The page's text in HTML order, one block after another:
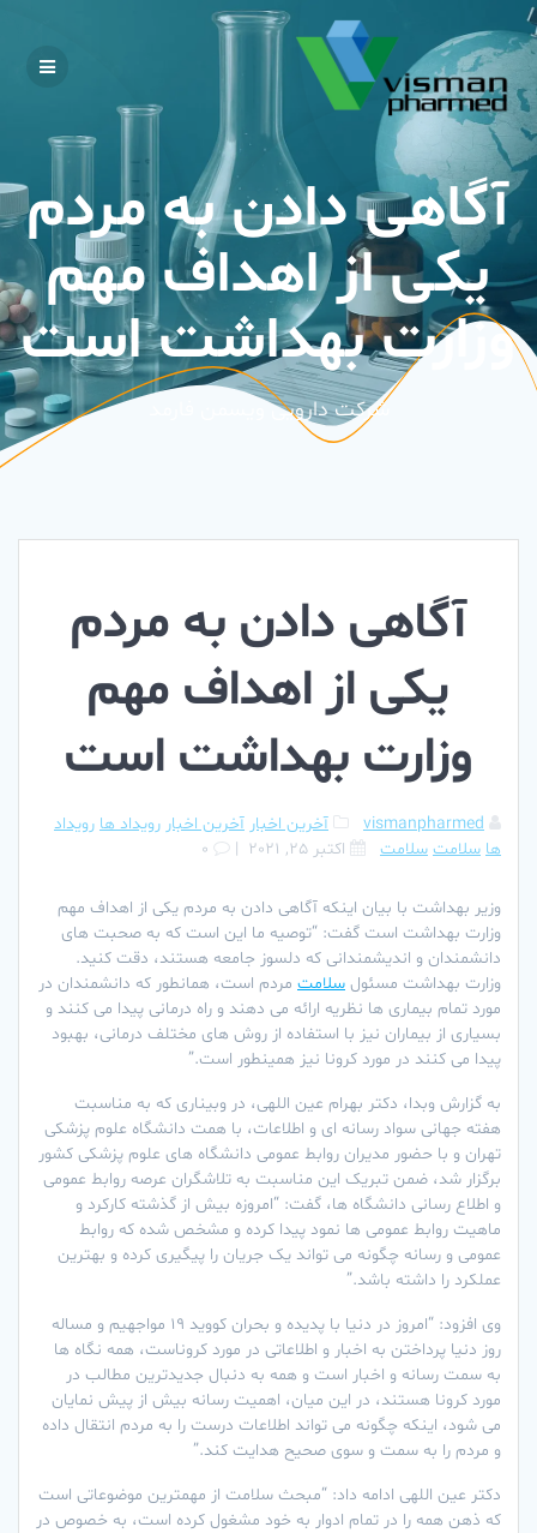
Skip
to
آگاهی دادن به مردم
یکی از اهداف مهم
وزارت بهداشت است
شرکت دارویی ویسمن فارمد
آگاهی دادن به مردم
یکی از اهداف مهم
وزارت بهداشت است
vismanpharmed آخرین اخبار آخرین اخبار رویداد ها رویداد
ها سلامت سلامت اکتبر 25, 2021 |
0
وزیر بهداشت با بیان اینکه آگاهی دادن به مردم یکی از اهداف مهم
وزارت بهداشت است گفت: “توصیه ما این است که به صحبت های
دانشمندان و اندیشمندانی که دلسوز جامعه هستند، دقت کنید.
وزارت بهداشت مسئول سلامت مردم است، همانطور که دانشمندان در
مورد تمام بیماری ها نظریه ارائه می دهند و راه درمانی پیدا می کنند و
بسیاری از بیماران نیز با استفاده از روش های مختلف درمانی، بهبود
پیدا می کنند در مورد کرونا نیز همینطور است.”
به گزارش وبدا، دکتر بهرام عین اللهی، در وبیناری که به مناسبت
هفته جهانی سواد رسانه ای و اطلاعات، با همت دانشگاه علوم پزشکی
تهران و با حضور مدیران روابط عمومی دانشگاه های علوم پزشکی کشور
برگزار شد، ضمن تبریک این مناسبت به تلاشگران عرصه روابط عمومی
و اطلاع رسانی دانشگاه ها، گفت: “امروزه بیش از گذشته کارکرد و
ماهیت روابط عمومی ها نمود پیدا کرده و مشخص شده که روابط
عمومی و رسانه چگونه می تواند یک جریان را پیگیری کرده و بهترین
عملکرد را داشته باشد.”
وی افزود: “امروز در دنیا با پدیده و بحران کووید 19 مواجهیم و مساله
روز دنیا پرداختن به اخبار و اطلاعاتی در مورد کروناست، همه نگاه ها
به سمت رسانه و اخبار است و همه به دنبال جدیدترین مطالب در
مورد کرونا هستند، در این میان، اهمیت رسانه بیش از پیش نمایان
می شود، اینکه چگونه می تواند اطلاعات درست را به مردم انتقال داده
و مردم را به سمت و سوی صحیح هدایت کند.”
دکتر عین اللهی ادامه داد: “مبحث سلامت از مهمترین موضوعاتی است
که ذهن همه را در تمام ادوار به خود مشغول کرده است، به خصوص در